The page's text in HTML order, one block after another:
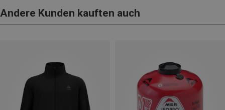
Andere Kunden kauften auch